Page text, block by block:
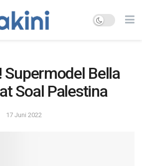
Supermodel Bella
Soal Palestina
17 Juni 2022